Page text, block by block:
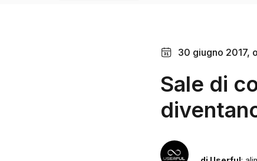
30 giugno 2017,
Sale di